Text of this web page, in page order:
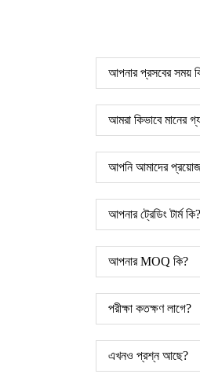
আপনার প্রসবের সময়
আমরা কিভাবে মানের
আপনি আমাদের
আপনার ট্রেডিং টার্ম কি?
আপনার MOQ কি?
পরীক্ষা কতক্ষণ লাগে?
এখনও প্রশ্ন আছে?